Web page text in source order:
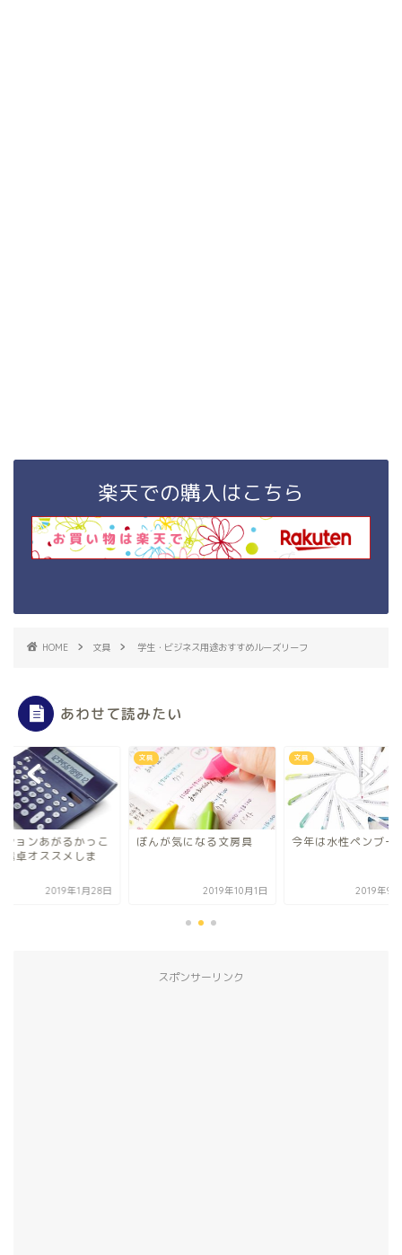
楽天での購入はこちら
HOME 文具 学生・ビジネス用途おすすめルーズリーフ
あわせて読みたい
ションあがるかっこ
電卓オススメしま
2019年1月28日
文具
ぼんが気になる文房具
2019年10月1日
文具
今年は水性ペンブー
2019年9
スポンサーリンク